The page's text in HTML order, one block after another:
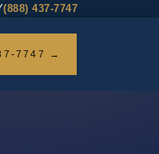
(888) 437-7747
7747 →